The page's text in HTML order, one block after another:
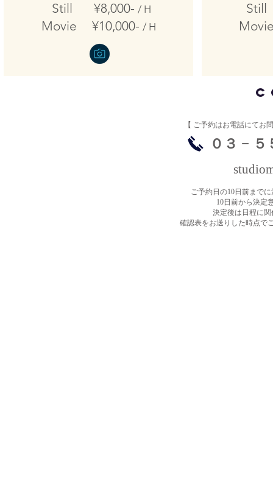
Still ¥8,000- / H
Movie ¥10,000- / H
【 ​ご予約はお電話にてお
０３ − ５
ご予約日の10日前まで
10日前から決定
決定後は日程に
確認表をお送りした時点で